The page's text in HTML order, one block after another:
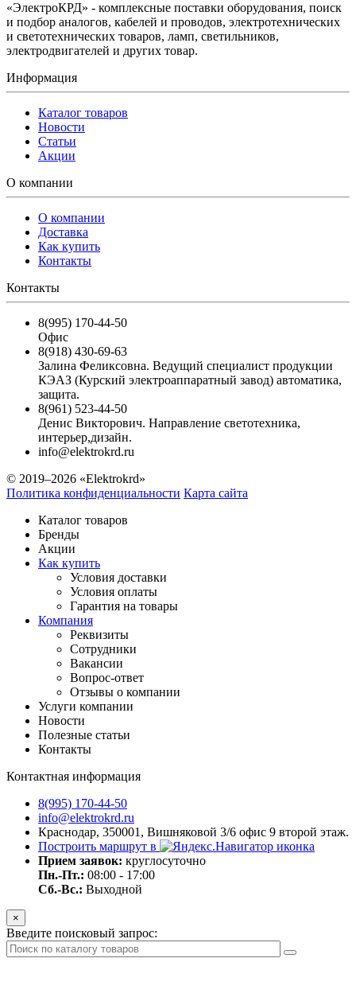
«ЭлектроКРД» - комплексные поставки оборудования, поиск
и подбор аналогов, кабелей и проводов, электротехнических
и светотехнических товаров, ламп, светильников,
электродвигателей и других товар.
Информация
Каталог товаров
Новости
Статьи
Акции
О компании
О компании
Доставка
Как купить
Контакты
Контакты
8(995) 170-44-50
Офис
8(918) 430-69-63
Залина Феликсовна. Ведущий специалист продукции
КЭАЗ (Курский электроаппаратный завод) автоматика,
защита.
8(961) 523-44-50
Денис Викторович. Направление светотехника,
интерьер,дизайн.
info@elektrokrd.ru
© 2019–2026 «Elektrokrd»
Политика конфиденциальности Карта сайта
Каталог товаров
Бренды
Акции
Как купить
Условия доставки
Условия оплаты
Гарантия на товары
Компания
Реквизиты
Сотрудники
Вакансии
Вопрос-ответ
Отзывы о компании
Услуги компании
Новости
Полезные статьи
Контакты
Контактная информация
8(995) 170-44-50
info@elektrokrd.ru
Краснодар, 350001, Вишняковой 3/6 офис 9 второй этаж.
Построить маршрут в
Прием заявок: круглосуточно
Пн.-Пт.: 08:00 - 17:00
Сб.-Вс.: Выходной
×
Введите поисковый запрос: